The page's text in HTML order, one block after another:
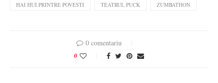
HAI HUI PRINTRE POVESTI TEATRUL PUCK ZUMBATHON
0 comentariu
0